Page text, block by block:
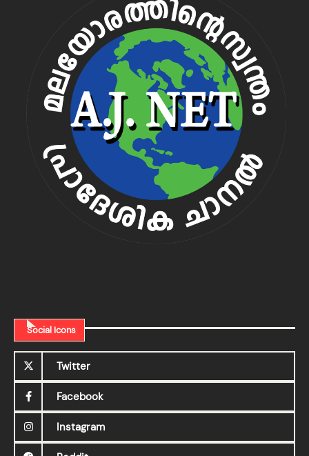
Social Icons
Twitter
Facebook
Instagram